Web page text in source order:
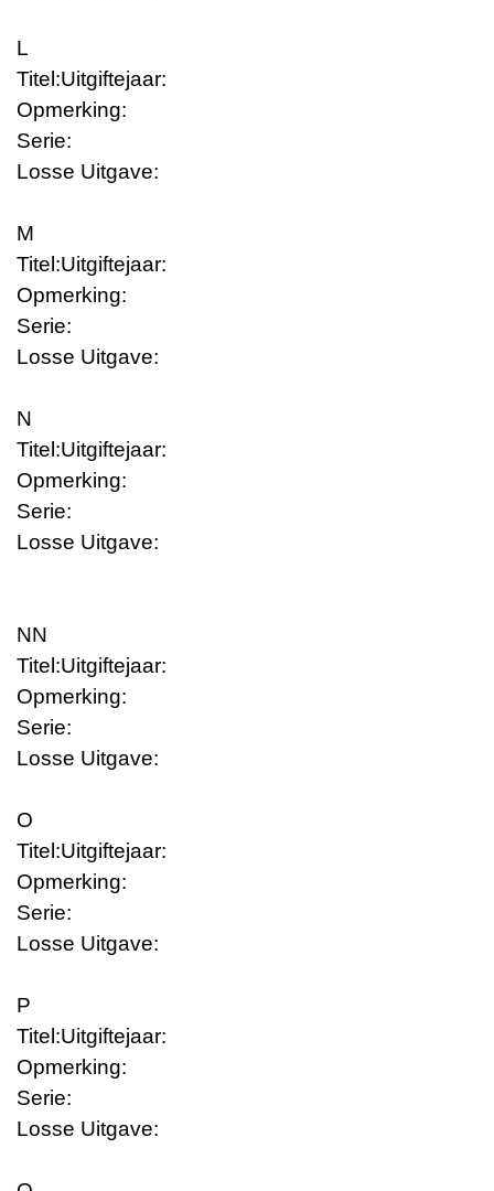
L
Titel:Uitgiftejaar:
Opmerking:
Serie:
Losse Uitgave:
M
Titel:Uitgiftejaar:
Opmerking:
Serie:
Losse Uitgave:
N
Titel:Uitgiftejaar:
Opmerking:
Serie:
Losse Uitgave:
NN
Titel:Uitgiftejaar:
Opmerking:
Serie:
Losse Uitgave:
O
Titel:Uitgiftejaar:
Opmerking:
Serie:
Losse Uitgave:
P
Titel:Uitgiftejaar:
Opmerking:
Serie:
Losse Uitgave: